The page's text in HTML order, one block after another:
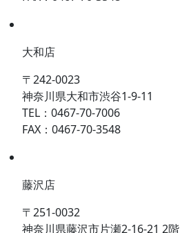
大和店
〒242-0023
神奈川県大和市渋谷1-9-11
TEL：0467-70-7006
FAX：0467-70-3548
藤沢店
〒251-0032
神奈川県藤沢市片瀬2-16-21 2階